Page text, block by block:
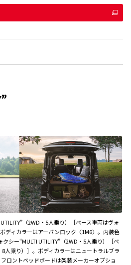
（2WD・5人乗り）［ベース車両はヴォ
ディカラーはアーバンロック〈1M6〉。内装色
シー“MULTI UTILITY”（2WD・5人乗り）［ベ
人乗り）］。ボディカラーはニュートラルブラ
ロントベッドボードは架装メーカーオプショ